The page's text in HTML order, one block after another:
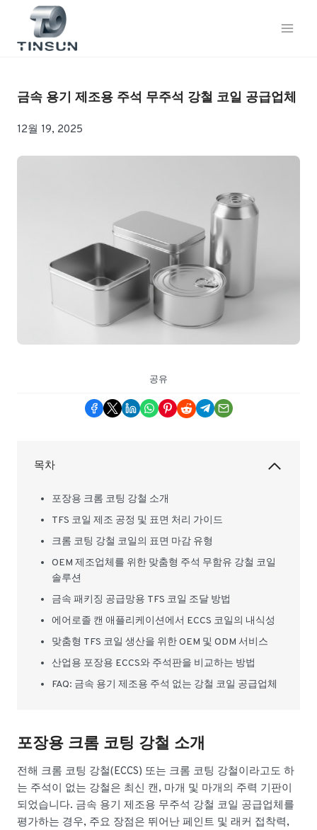
금속 용기 제조용 주석 무주석 강철 코일 공급업체
12월 19, 2025
공유
목차
포장용 크롬 코팅 강철 소개
TFS 코일 제조 공정 및 표면 처리 가이드
크롬 코팅 강철 코일의 표면 마감 유형
OEM 제조업체를 위한 맞춤형 주석 무함유 강철 코일
솔루션
금속 패키징 공급망용 TFS 코일 조달 방법
에어로졸 캔 애플리케이션에서 ECCS 코일의 내식성
맞춤형 TFS 코일 생산을 위한 OEM 및 ODM 서비스
산업용 포장용 ECCS와 주석판을 비교하는 방법
FAQ: 금속 용기 제조용 주석 없는 강철 코일 공급업체
포장용 크롬 코팅 강철 소개
전해 크롬 코팅 강철(ECCS) 또는 크롬 코팅 강철이라고도 하
는 주석이 없는 강철은 최신 캔, 마개 및 마개의 주력 기판이
되었습니다. 금속 용기 제조용 무주석 강철 코일 공급업체를
평가하는 경우, 주요 장점은 뛰어난 페인트 및 래커 접착력,